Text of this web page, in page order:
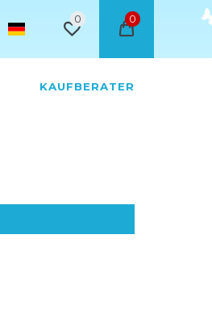
0 0
KAUFBERATER